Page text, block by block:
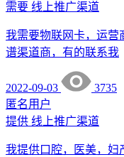
需要 线上推广渠道
我需要物联网卡，运营
谱渠道商，有的联系我
2022-09-03
3735
匿名用户
提供 线上推广渠道
我提供口腔，医美，妇